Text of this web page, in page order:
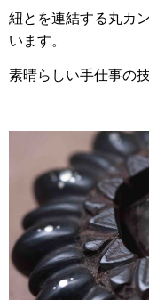
紐とを連結する丸カ
います。
素晴らしい手仕事の